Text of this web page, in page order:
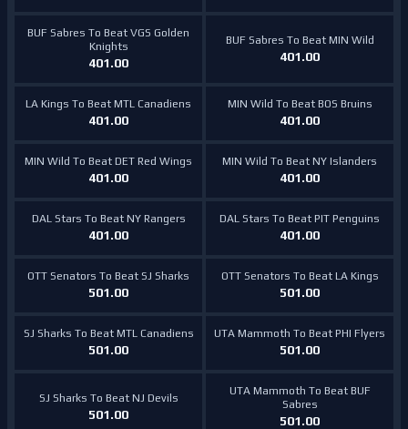
BUF Sabres To Beat VGS Golden
Knights
401.00
BUF Sabres To Beat MIN Wild
401.00
LA Kings To Beat MTL Canadiens
401.00
MIN Wild To Beat BOS Bruins
401.00
MIN Wild To Beat DET Red Wings
401.00
MIN Wild To Beat NY Islanders
401.00
DAL Stars To Beat NY Rangers
401.00
DAL Stars To Beat PIT Penguins
401.00
OTT Senators To Beat SJ Sharks
501.00
OTT Senators To Beat LA Kings
501.00
SJ Sharks To Beat MTL Canadiens
501.00
UTA Mammoth To Beat PHI Flyers
501.00
SJ Sharks To Beat NJ Devils
501.00
UTA Mammoth To Beat BUF
Sabres
501.00